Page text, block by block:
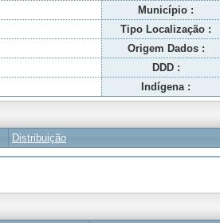
Município :
Tipo Localização :
Origem Dados :
DDD :
Indígena :
Distribuição